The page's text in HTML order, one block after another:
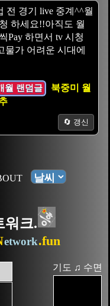
전 경기 live 중계^^월
하세요!!아직도 월
Pay 하면서 tv 시청
물가 어려운 시대에
월 랜덤글
북중미 월
🔄 갱신
워크.
etwork.fun
기도 ♫ 수면